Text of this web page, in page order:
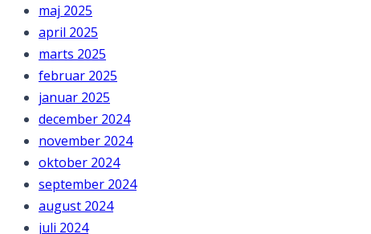
maj 2025
april 2025
marts 2025
februar 2025
januar 2025
december 2024
november 2024
oktober 2024
september 2024
august 2024
juli 2024